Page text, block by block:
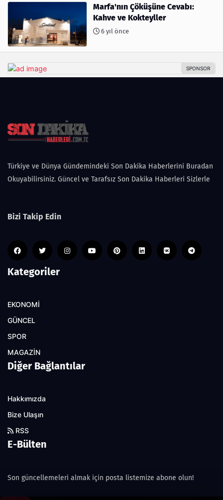
Marfa'nın Çöküşüne Cevabı:
Kahve ve Kokteyller
6 yıl önce
Türkiye ve Dünya Gündemindeki Son Dakika Haberlerini Buradan
Okuyabilirsiniz. Güncel ve Tarafsız Son Dakika Haberleri Sizlerle
Bizi Takip Edin
Kategoriler
EKONOMİ
GÜNCEL
SPOR
MAGAZİN
Diğer Bağlantılar
Hakkımızda
Bize Ulaşın
RSS
E-Bülten
Son güncellemeleri almak için posta listemize abone olun!